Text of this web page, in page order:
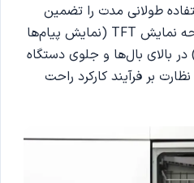
طولانی مدت را تضمین
می‌کند. صفحه کنترل و صفحه نمایش TFT (نمایش پیام‌ها
بالای بال‌ها و جلوی دستگاه
بر فرآیند کارکرد راحت